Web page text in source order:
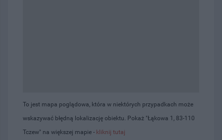
To jest mapa poglądowa, która w niektórych przypadkach może
wskazywać błędną lokalizację obiektu. Pokaż "Łąkowa 1, 83-110
Tczew" na większej mapie - kliknij tutaj